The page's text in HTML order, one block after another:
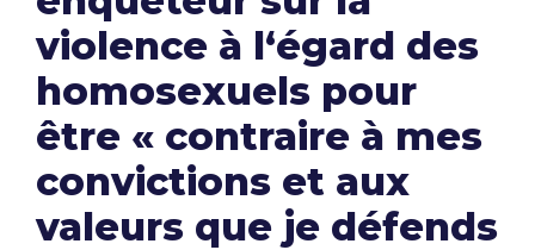
violence à l‘égard des
homosexuels pour
être « contraire à mes
convictions et aux
valeurs que je défends